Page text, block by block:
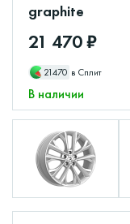
graphite
21 470 ₽
21470 в Сплит
В наличии